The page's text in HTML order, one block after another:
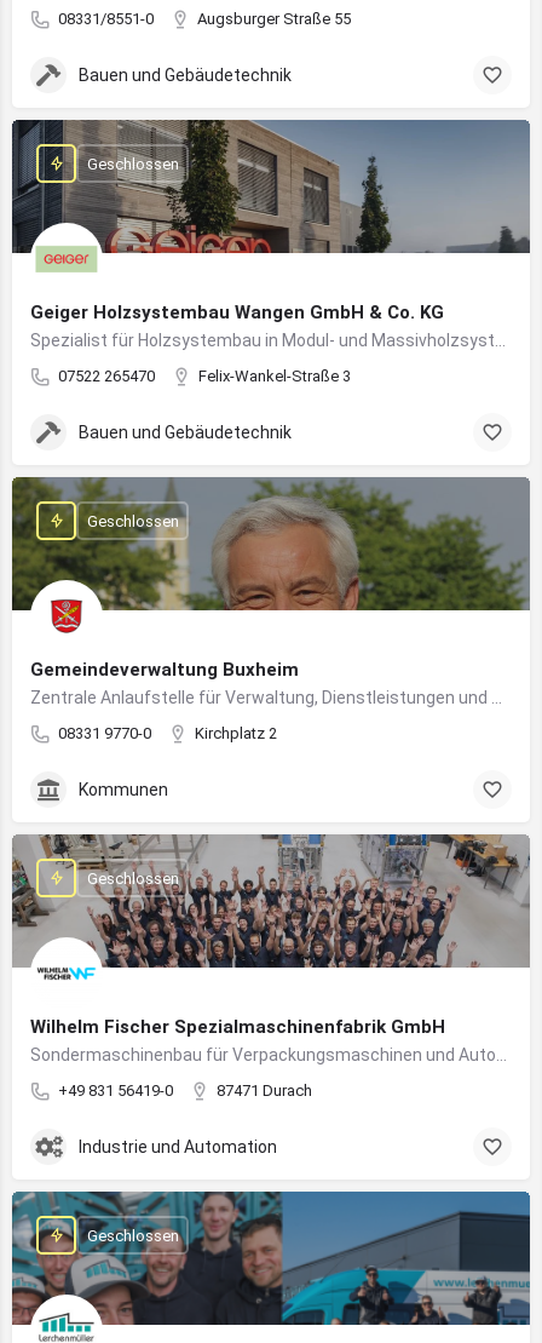
08331/8551-0 Augsburger Straße 55
Bauen und Gebäudetechnik
Geiger Holzsystembau Wangen GmbH & Co. KG
07522 265470 Felix-Wankel-Straße 3
Geschlossen
Bauen und Gebäudetechnik
Gemeindeverwaltung Buxheim
08331 9770-0 Kirchplatz 2
Geschlossen
Kommunen
Wilhelm Fischer Spezialmaschinenfabrik GmbH
+49 831 56419-0 87471 Durach
Geschlossen
Industrie und Automation
Geschlossen